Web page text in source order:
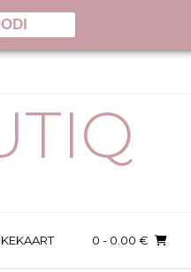
0 - 0.00 €